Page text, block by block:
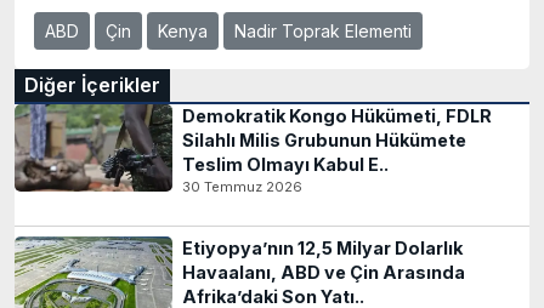
ABD Çin Kenya Nadir Toprak Elementi
Diğer İçerikler
Demokratik Kongo Hükümeti, FDLR
Silahlı Milis Grubunun Hükümete
Teslim Olmayı Kabul E..
30 Temmuz 2026
Etiyopya’nın 12,5 Milyar Dolarlık
Havaalanı, ABD ve Çin Arasında
Afrika’daki Son Yatı..